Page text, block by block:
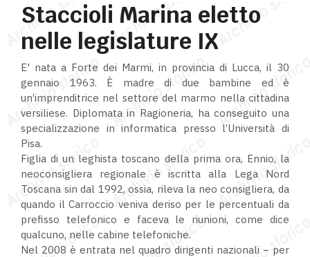
Staccioli Marina eletto
nelle legislature IX
E' nata a Forte dei Marmi, in provincia di Lucca, il 30
gennaio 1963. È madre di due bambine ed è
un’imprenditrice nel settore del marmo nella cittadina
versiliese. Diplomata in Ragioneria, ha conseguito una
specializzazione in informatica presso l’Università di
Pisa.
Figlia di un leghista toscano della prima ora, Ennio, la
neoconsigliera regionale è iscritta alla Lega Nord
Toscana sin dal 1992, ossia, rileva la neo consigliera, da
quando il Carroccio veniva deriso per le percentuali da
prefisso telefonico e faceva le riunioni, come dice
qualcuno, nelle cabine telefoniche.
Nel 2008 è entrata nel quadro dirigenti nazionali − per